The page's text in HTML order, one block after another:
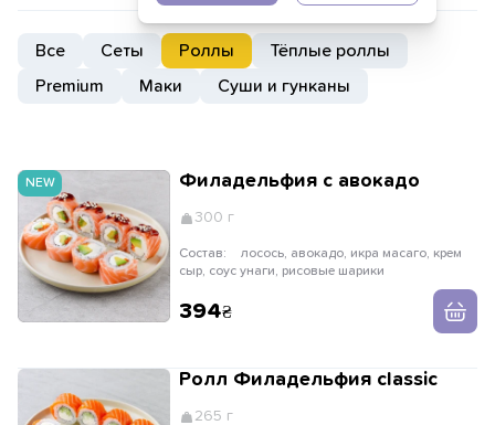
Все Сеты Роллы
Тёплые роллы
Premium
Маки Суши и гунканы
NEW Филадельфия с авокадо
300 г
Состав:
сыр, соус унаги, рисовые шарики
394
Ролл Филадельфия classic
265 г